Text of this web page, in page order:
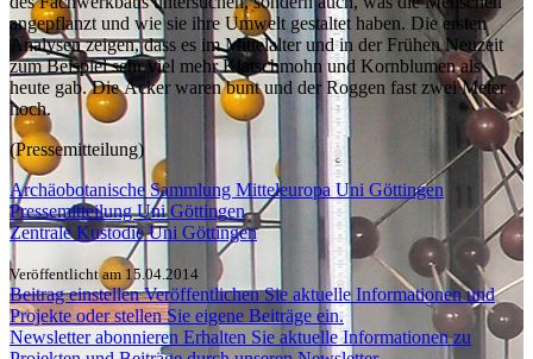
angepflanzt und wie sie ihre Umwelt gestaltet haben. Die ersten
Analysen zeigen, dass es im Mittelalter und in der Frühen Neuzeit
zum Beispiel sehr viel mehr Klatschmohn und Kornblumen als
heute gab. Die Äcker waren bunt und der Roggen fast zwei Meter
hoch.
(Pressemitteilung)
Archäobotanische Sammlung Mitteleuropa Uni Göttingen
Pressemitteilung Uni Göttingen
Zentrale Kustodie Uni Göttingen
Veröffentlicht am 15.04.2014
Beitrag einstellen Veröffentlichen Sie aktuelle Informationen und
Projekte oder stellen Sie eigene Beiträge ein.
Newsletter abonnieren Erhalten Sie aktuelle Informationen zu